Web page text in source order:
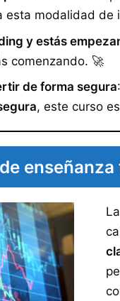
modalidad de
y estás
comenzando. 🚀
de forma segura
, este curso